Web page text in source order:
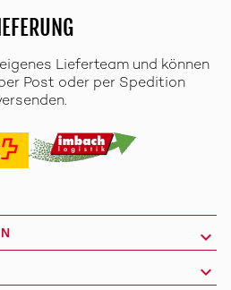
Lieferteam und können
Post oder per Spedition